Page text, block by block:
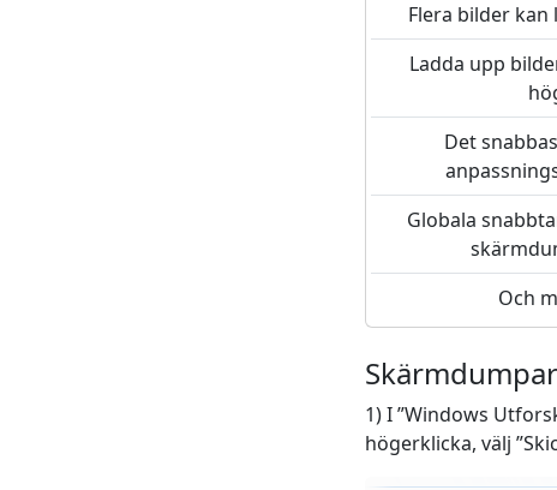
Flera bilder
Ladda upp
Det
Globala
Och
Skärmdumpar
1) I ”Windows
högerklicka, välj